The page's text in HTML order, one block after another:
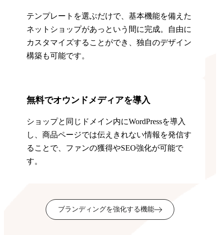
テンプレートを選ぶだけで、基本機能を備えた
ネットショップがあっという間に完成。自由に
カスタマイズすることができ、独自のデザイン
構築も可能です。
無料でオウンドメディアを導入
ショップと同じドメイン内にWordPressを導入
し、商品ページでは伝えきれない情報を発信す
ることで、ファンの獲得やSEO強化が可能で
す。
ブランディングを強化する機能